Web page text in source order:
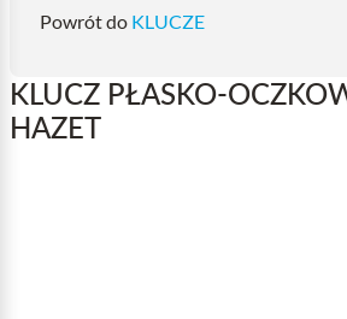
Powrót do KLUCZE
KLUCZ PŁASKO-
HAZET